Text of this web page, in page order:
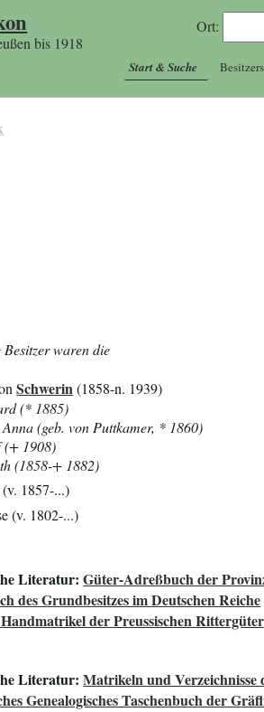
bis 1918
Ort:
Start & Suche
Besitzer waren die
Schwerin (1858-n. 1939)
(* 1885)
(geb. von Puttkamer, * 1860)
(+ 1908)
(1858-+ 1882)
1857-...)
(v. 1802-...)
Literatur:Güter-Adreßbuch der
des Grundbesitzes im Deutschen Reiche
der Preussischen Rittergüter
Literatur:Matrikeln und Verzeichnisse
Genealogisches Taschenbuch der